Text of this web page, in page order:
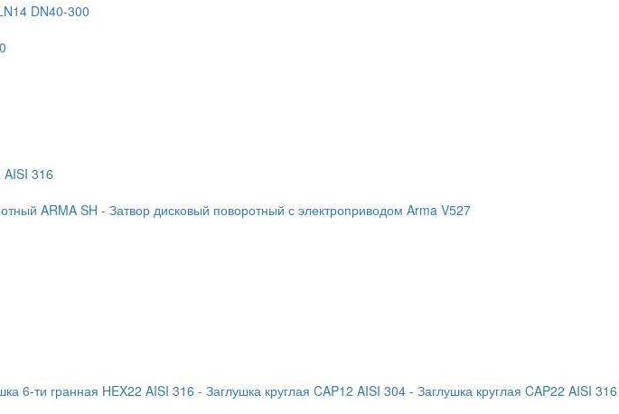
DN40-300
AISI 316
ARMA SH - Затвор дисковый поворотный с электроприводом Arma V527
6-ти гранная HEX22 AISI 316 - Заглушка круглая CAP12 AISI 304 - Заглушка круглая CAP22 AISI 316